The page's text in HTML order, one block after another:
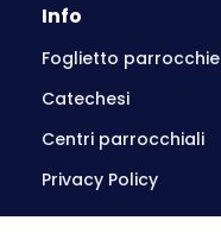
Info
Foglietto parrocchie
Catechesi
Centri parrocchiali
Privacy Policy